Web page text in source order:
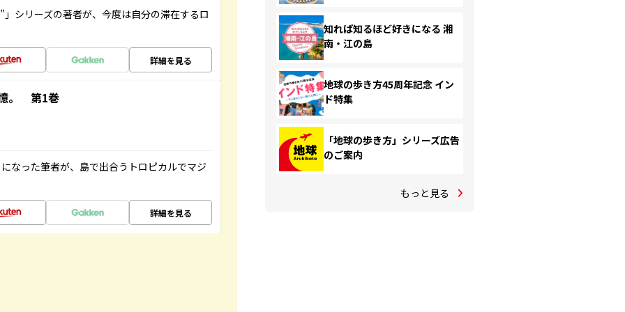
シリーズの著者が、今度は自分の滞在するロ
詳細を見る
。 第1巻
なった筆者が、島で出合うトロピカルでマジ
詳細を見る
知れば知るほど好きになる 湘
南・江の島
地球の歩き方45周年記念 イン
ド特集
「地球の歩き方」シリーズ広告
のご案内
もっと見る